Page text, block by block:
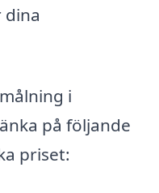
dina
i
på följande
priset: